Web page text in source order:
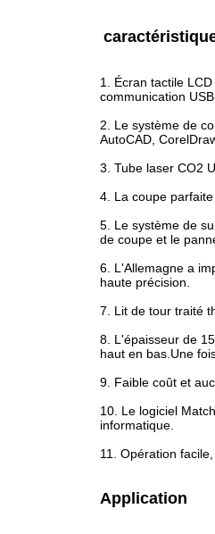
1. Écran tactile
communication USB.
2. Le système de
AutoCAD,
3. Tube laser CO2
4. La coupe
5. Le système de
de coupe et le
6. L'Allemagne a
haute précision.
7. Lit de tour traité
8. L'épaisseur de
haut en bas.Une
9. Faible coût et
10. Le logiciel
informatique.
11. Opération
Application